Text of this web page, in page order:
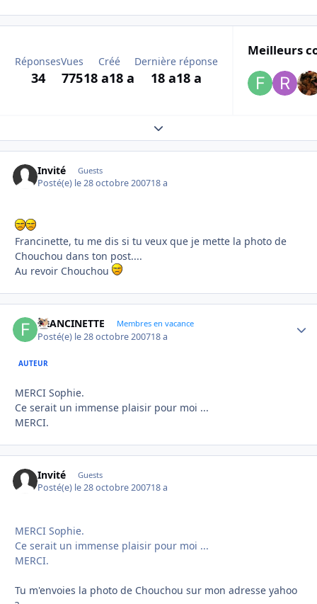
Réponses
34
Vues
775
Créé
18 a18 a
Dernière réponse
18 a18 a
Meilleurs
Expand topic overview
Invité Guests
Posté(e) le 28 octobre 200718 a
Francinette, tu me dis si tu veux que je mette la photo de
Chouchou dans ton post....
Au revoir Chouchou
FRANCINETTE Membres en vacance
Posté(e) le 28 octobre 200718 a
AUTEUR
MERCI Sophie.
Ce serait un immense plaisir pour moi ...
MERCI.
Invité Guests
Posté(e) le 28 octobre 200718 a
MERCI Sophie.
Ce serait un immense plaisir pour moi ...
MERCI.
Tu m'envoies la photo de Chouchou sur mon adresse yahoo